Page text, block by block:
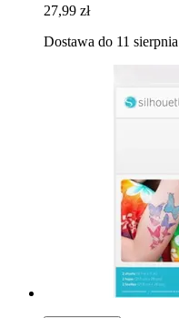
27,99 zł
Dostawa do 11 sierpnia